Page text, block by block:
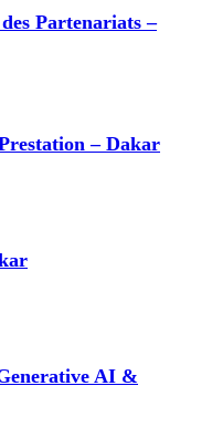
Partenariats –
– Dakar
AI &